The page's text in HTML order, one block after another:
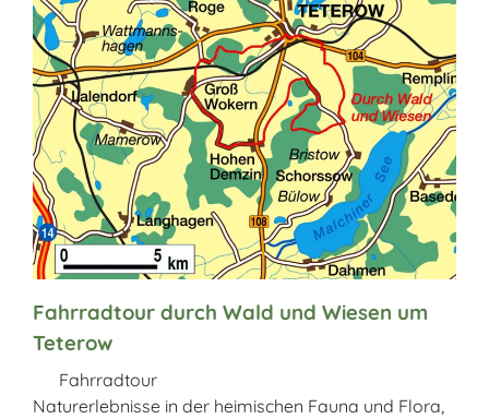
Fahrradtour durch Wald und Wiesen um
Teterow
Fahrradtour
Naturerlebnisse in der heimischen Fauna und Flora,